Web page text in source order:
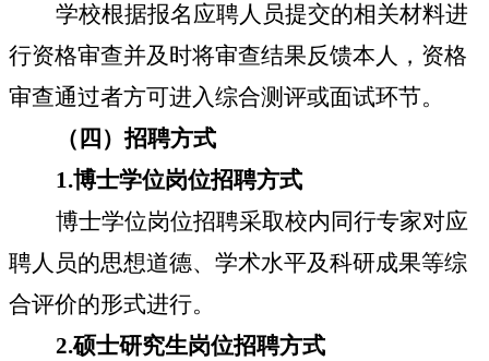
学校根据报名应聘人员提交的相关材料进
行资格审查并及时将审查结果反馈本人，资格
审查通过者方可进入综合测评或面试环节。
（四）招聘方式
1.博士学位岗位招聘方式
博士学位岗位招聘采取校内同行专家对应
聘人员的思想道德、学术水平及科研成果等综
合评价的形式进行。
2.硕士研究生岗位招聘方式